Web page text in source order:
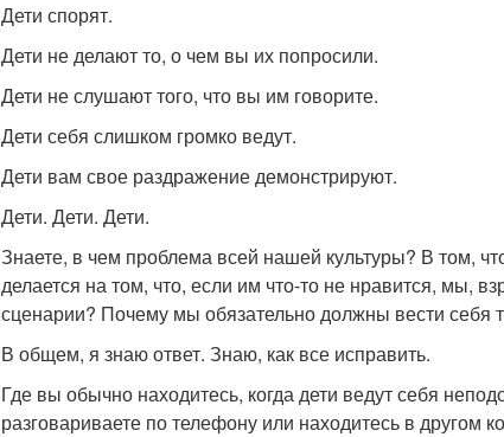
Дети спорят.
Дети не делают то, о чем вы их попросили.
Дети не слушают того, что вы им говорите.
Дети себя слишком громко ведут.
Дети вам свое раздражение демонстрируют.
Дети. Дети. Дети.
Знаете, в чем проблема всей нашей культуры? В том,
делается на том, что, если им что-то не нравится, мы,
сценарии? Почему мы обязательно должны вести себя
В общем, я знаю ответ. Знаю, как все исправить.
Где вы обычно находитесь, когда дети ведут себя
разговариваете по телефону или находитесь в другом